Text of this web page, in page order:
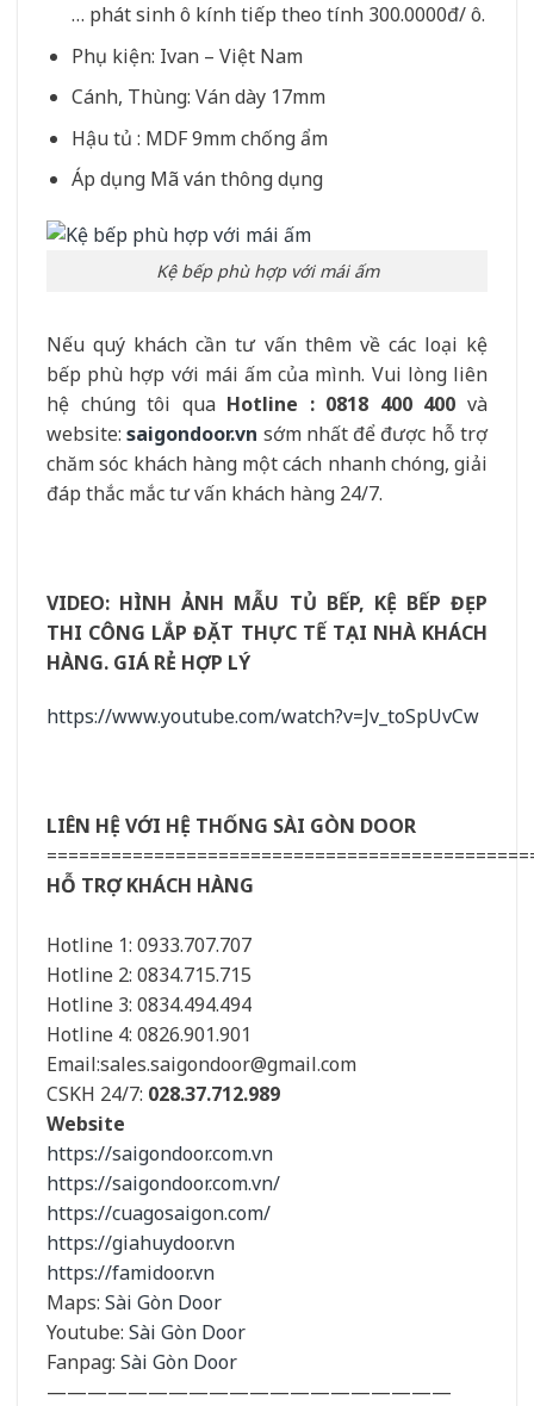
… phát sinh ô kính tiếp theo tính 300.0000đ/ ô.
Phụ kiện: Ivan – Việt Nam
Cánh, Thùng: Ván dày 17mm
Hậu tủ : MDF 9mm chống ẩm
Áp dụng Mã ván thông dụng
Kệ bếp phù hợp với mái ấm
Nếu quý khách cần tư vấn thêm về các loại kệ
bếp phù hợp với mái ấm của mình. Vui lòng liên
hệ chúng tôi qua Hotline : 0818 400 400 và
website:saigondoor.vn sớm nhất để được hỗ trợ
chăm sóc khách hàng một cách nhanh chóng, giải
đáp thắc mắc tư vấn khách hàng 24/7.
VIDEO: HÌNH ẢNH MẪU TỦ BẾP, KỆ BẾP ĐẸP
THI CÔNG LẮP ĐẶT THỰC TẾ TẠI NHÀ KHÁCH
HÀNG. GIÁ RẺ HỢP LÝ
https://www.youtube.com/watch?v=Jv_toSpUvCw
LIÊN HỆ VỚI HỆ THỐNG SÀI GÒN DOOR
HỖ TRỢ KHÁCH HÀNG
Hotline 1: 0933.707.707
Hotline 2: 0834.715.715
Hotline 3: 0834.494.494
Hotline 4: 0826.901.901
Email:sales.saigondoor@gmail.com
CSKH 24/7: 028.37.712.989
Website
https://saigondoor.com.vn
https://saigondoor.com.vn/
https://cuagosaigon.com/
https://giahuydoor.vn
https://famidoor.vn
Maps: Sài Gòn Door
Youtube: Sài Gòn Door
Fanpag: Sài Gòn Door
————————————————————